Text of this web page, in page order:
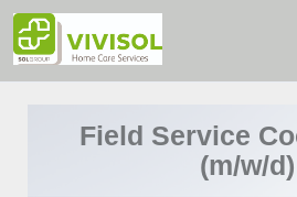
Field Service
(m/w/d)